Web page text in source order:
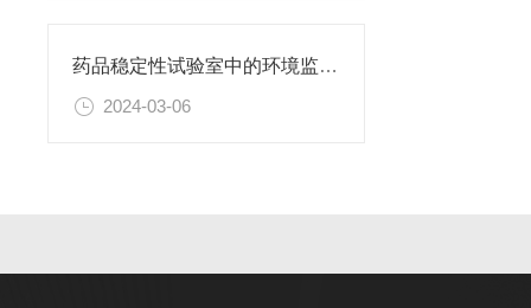
药品稳定性试验室中的环境监控与控制技术
2024-03-06